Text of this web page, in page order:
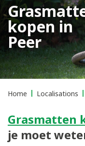
kopen in
Peer
Home Localisations
Grasmatten
je moet